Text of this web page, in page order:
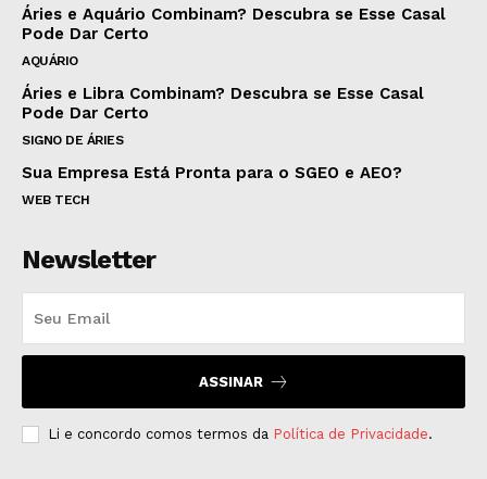
Áries e Aquário Combinam? Descubra se Esse Casal
Pode Dar Certo
AQUÁRIO
Áries e Libra Combinam? Descubra se Esse Casal
Pode Dar Certo
SIGNO DE ÁRIES
Sua Empresa Está Pronta para o SGEO e AEO?
WEB TECH
Newsletter
ASSINAR
Li e concordo comos termos da Política de Privacidade.